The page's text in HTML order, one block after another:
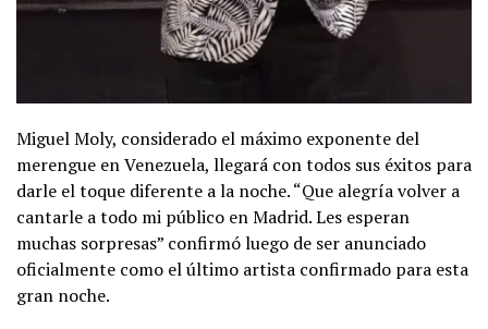
Miguel Moly, considerado el máximo exponente del
merengue en Venezuela, llegará con todos sus éxitos para
darle el toque diferente a la noche. “Que alegría volver a
cantarle a todo mi público en Madrid. Les esperan
muchas sorpresas” confirmó luego de ser anunciado
oficialmente como el último artista confirmado para esta
gran noche.